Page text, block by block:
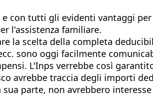
con tutti gli evidenti vantaggi
l'assistenza familiare.
la scelta della completa
sono oggi facilmente
L'Inps verrebbe così
avrebbe traccia degli importi
parte, non avrebbero